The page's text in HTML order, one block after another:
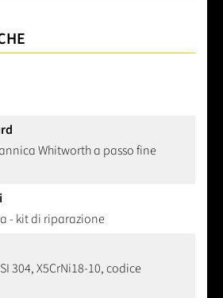
Whitworth a passo fine
- kit di riparazione
304, X5CrNi18-10, codice